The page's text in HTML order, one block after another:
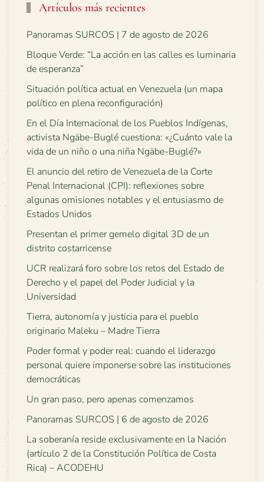
Artículos más recientes
Panoramas SURCOS | 7 de agosto de 2026
Bloque Verde: “La acción en las calles es luminaria
de esperanza”
Situación política actual en Venezuela (un mapa
político en plena reconfiguración)
En el Día Internacional de los Pueblos Indígenas,
activista Ngäbe-Buglé cuestiona: «¿Cuánto vale la
vida de un niño o una niña Ngäbe-Buglé?»
El anuncio del retiro de Venezuela de la Corte
Penal Internacional (CPI): reflexiones sobre
algunas omisiones notables y el entusiasmo de
Estados Unidos
Presentan el primer gemelo digital 3D de un
distrito costarricense
UCR realizará foro sobre los retos del Estado de
Derecho y el papel del Poder Judicial y la
Universidad
Tierra, autonomía y justicia para el pueblo
originario Maleku – Madre Tierra
Poder formal y poder real: cuando el liderazgo
personal quiere imponerse sobre las instituciones
democráticas
Un gran paso, pero apenas comenzamos
Panoramas SURCOS | 6 de agosto de 2026
La soberanía reside exclusivamente en la Nación
(artículo 2 de la Constitución Política de Costa
Rica) – ACODEHU